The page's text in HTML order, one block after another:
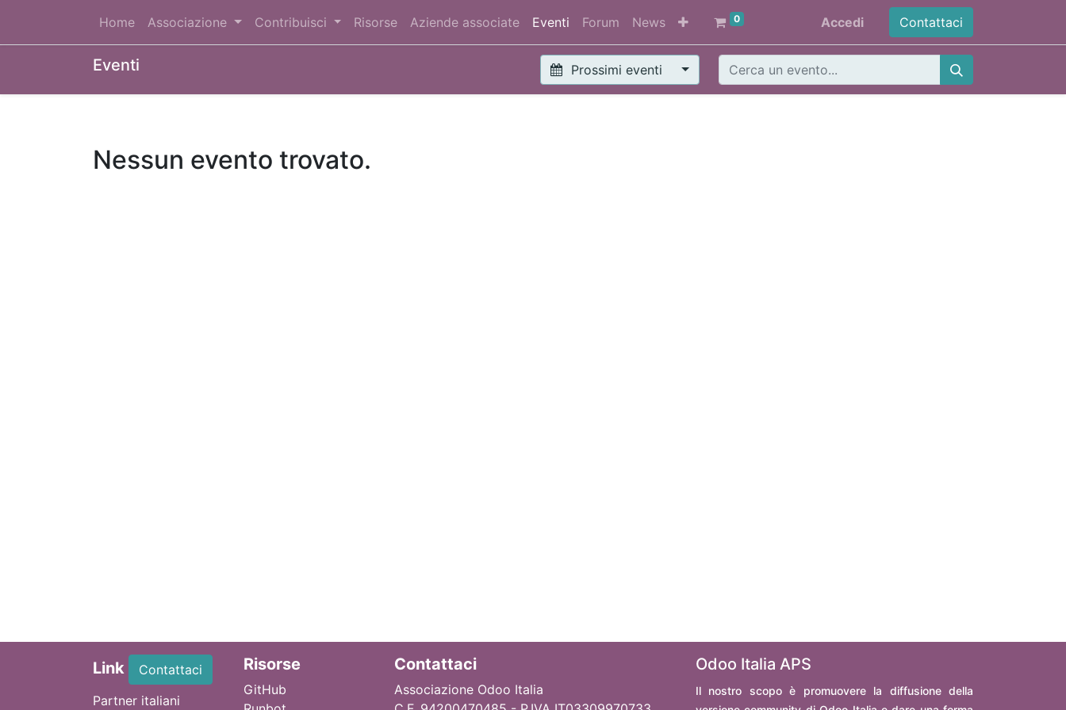
Home Associazione Contribuisci Risorse Aziende associate Eventi Forum News 0 Accedi Contattaci
Eventi Prossimi eventi
Nessun evento trovato.
Link
Contattaci
Partner italiani
Risorse
GitHub
Contattaci
Associazione Odoo Italia
Odoo Italia APS
Il nostro scopo è promuovere la diffusione della